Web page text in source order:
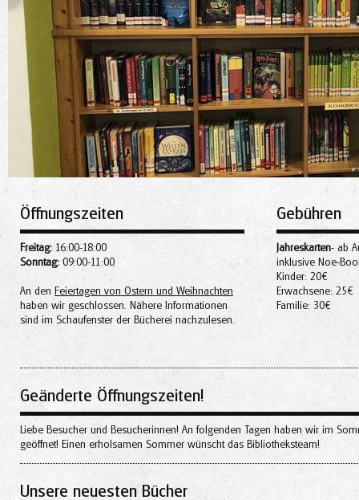
Öffnungszeiten
Freitag: 16:00-18:00
Sonntag:09:00-11:00
An den Feiertagen von Ostern und Weihnachten
haben wir geschlossen. Nähere Informationen
sind im Schaufenster der Bücherei nachzulesen.
Gebühren
Jahreskarten- ab
inklusive Noe-
Kinder: 20€
Erwachsene: 25€
Familie: 30€
Geänderte Öffnungszeiten!
Liebe Besucher und Besucherinnen! An folgenden Tagen haben wir im
geöffnet! Einen erholsamen Sommer wünscht das Bibliotheksteam!
Unsere neuesten Bücher